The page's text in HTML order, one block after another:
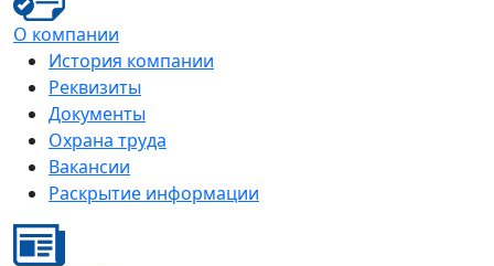
О компании
История компании
Реквизиты
Документы
Охрана труда
Вакансии
Раскрытие информации